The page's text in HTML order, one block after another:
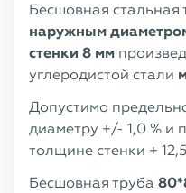
Бесшовная стальная
наружным
стенки 8 мм
углеродистой стали
Допустимо
диаметру +/- 1,0 % и
толщине стенки +
Бесшовная труба